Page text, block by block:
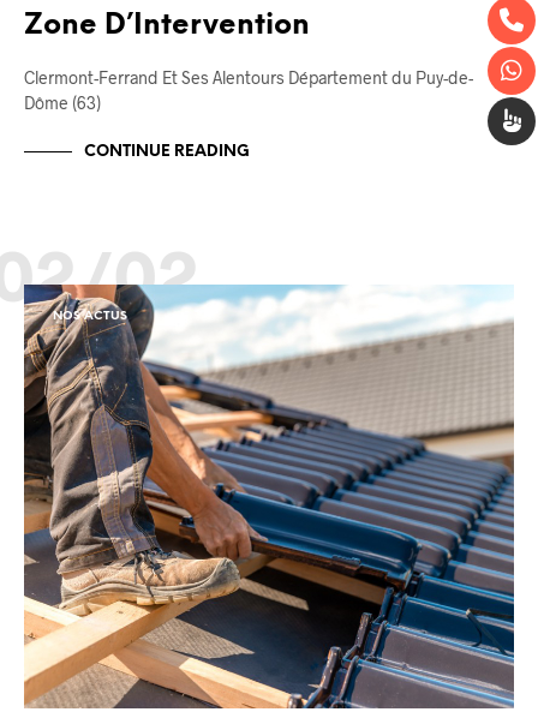
Zone D’Intervention
Clermont-Ferrand Et Ses Alentours Département du Puy-de-
Dôme (63)
CONTINUE READING
02
NOS ACTUS